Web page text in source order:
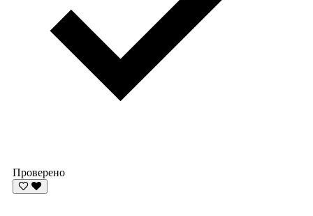
Проверено